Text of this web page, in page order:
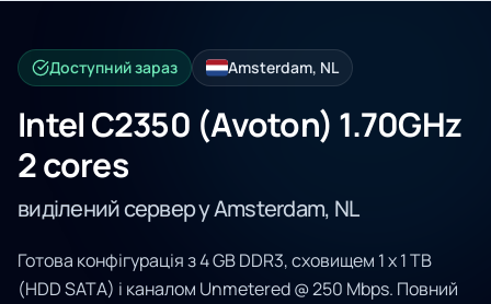
Доступний зараз Amsterdam, NL
Intel C2350 (Avoton) 1.70GHz
2 cores
виділений сервер у Amsterdam, NL
Готова конфігурація з 4 GB DDR3, сховищем 1 x 1 TB
(HDD SATA) і каналом Unmetered @ 250 Mbps. Повний